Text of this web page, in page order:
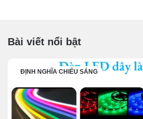
Bài viết nổi bật
ĐỊNH NGHĨA CHIẾU SÁNG